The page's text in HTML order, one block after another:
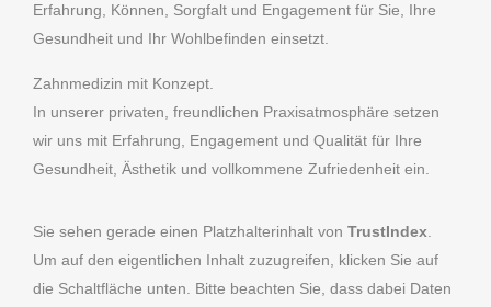
Erfahrung, Können, Sorgfalt und Engagement für Sie, Ihre
Gesundheit und Ihr Wohlbefinden einsetzt.
Zahnmedizin mit Konzept.
In unserer privaten, freundlichen Praxisatmosphäre setzen
wir uns mit Erfahrung, Engagement und Qualität für Ihre
Gesundheit, Ästhetik und vollkommene Zufriedenheit ein.
Sie sehen gerade einen Platzhalterinhalt von TrustIndex.
Um auf den eigentlichen Inhalt zuzugreifen, klicken Sie auf
die Schaltfläche unten. Bitte beachten Sie, dass dabei Daten